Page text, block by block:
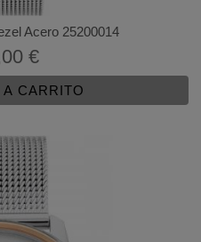
Acero 25200014
€
CARRITO